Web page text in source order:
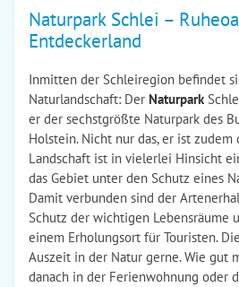
Naturpark Schlei –
Entdeckerland
Inmitten der Schleiregion befindet
Naturlandschaft: Der Naturpark
er der sechstgrößte Naturpark des
Holstein. Nicht nur das, er ist zudem
Landschaft ist in vielerlei Hinsicht
das Gebiet unter den Schutz eines
Damit verbunden sind der
Schutz der wichtigen Lebensräume
einem Erholungsort für Touristen.
Auszeit in der Natur gerne. Wie gut
danach in der Ferienwohnung oder